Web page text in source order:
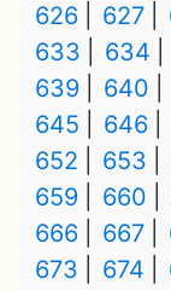
626
627
633
634
639
640
645
646
652
653
659
660
666
667
673
674